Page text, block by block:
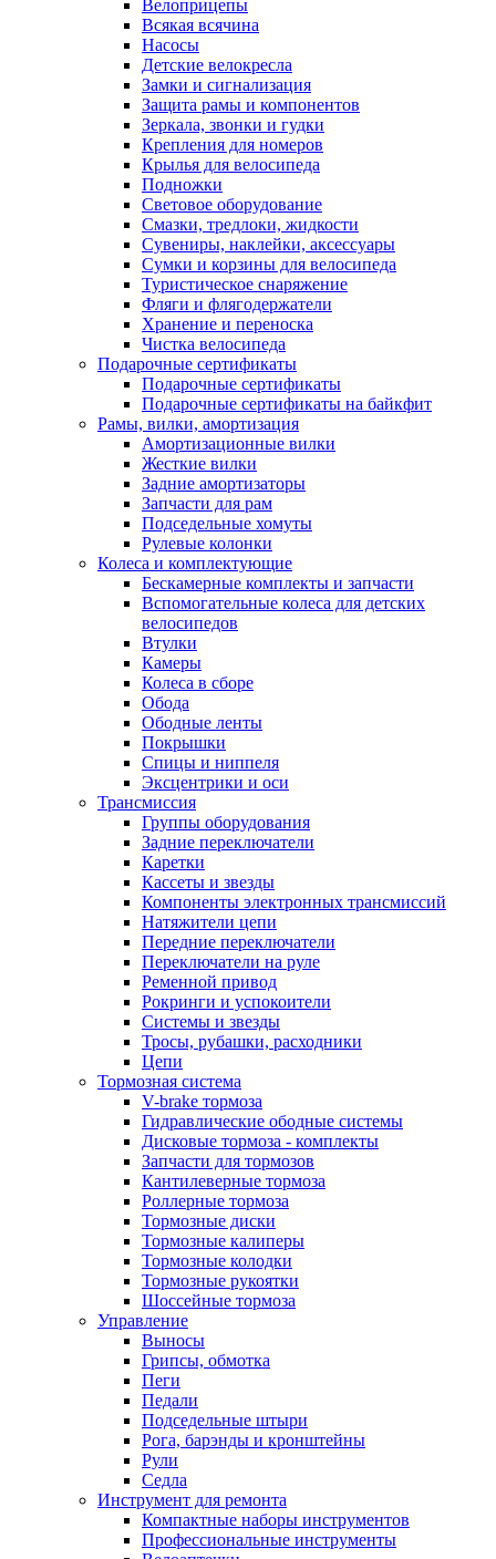
Велоприцепы
Всякая всячина
Насосы
Детские велокресла
Замки и сигнализация
Защита рамы и компонентов
Зеркала, звонки и гудки
Крепления для номеров
Крылья для велосипеда
Подножки
Световое оборудование
Смазки, тредлоки, жидкости
Сувениры, наклейки, аксессуары
Сумки и корзины для велосипеда
Туристическое снаряжение
Фляги и флягодержатели
Хранение и переноска
Чистка велосипеда
Подарочные сертификаты
Подарочные сертификаты
Подарочные сертификаты на байкфит
Рамы, вилки, амортизация
Амортизационные вилки
Жесткие вилки
Задние амортизаторы
Запчасти для рам
Подседельные хомуты
Рулевые колонки
Колеса и комплектующие
Бескамерные комплекты и запчасти
Вспомогательные колеса для детских
велосипедов
Втулки
Камеры
Колеса в сборе
Обода
Ободные ленты
Покрышки
Спицы и ниппеля
Эксцентрики и оси
Трансмиссия
Группы оборудования
Задние переключатели
Каретки
Кассеты и звезды
Компоненты электронных трансмиссий
Натяжители цепи
Передние переключатели
Переключатели на руле
Ременной привод
Рокринги и успокоители
Системы и звезды
Тросы, рубашки, расходники
Цепи
Тормозная система
V-brake тормоза
Гидравлические ободные системы
Дисковые тормоза - комплекты
Запчасти для тормозов
Кантилеверные тормоза
Роллерные тормоза
Тормозные диски
Тормозные калиперы
Тормозные колодки
Тормозные рукоятки
Шоссейные тормоза
Управление
Выносы
Грипсы, обмотка
Пеги
Педали
Подседельные штыри
Рога, барэнды и кронштейны
Рули
Седла
Инструмент для ремонта
Компактные наборы инструментов
Профессиональные инструменты